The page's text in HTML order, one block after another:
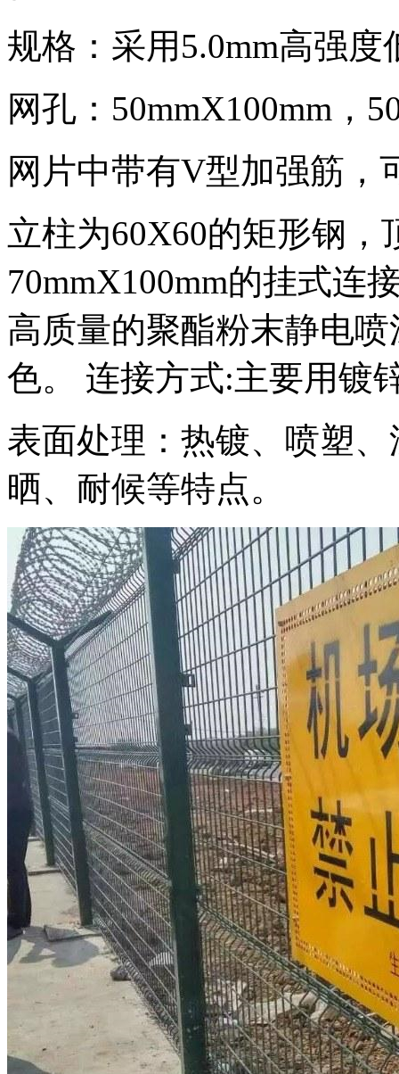
规格：采用5.0mm高强
网孔：50mmX100mm，
网片中带有V型加强筋，
立柱为60X60的矩形钢
70mmX100mm的挂式连
高质量的聚酯粉末静电
色。 连接方式:主要用镀
表面处理：热镀、喷塑
晒、耐候等特点。